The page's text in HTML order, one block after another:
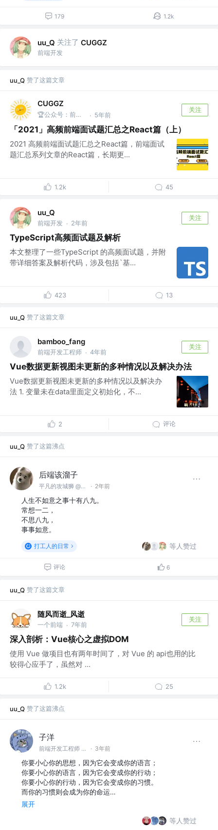
179 1.2k
uu_Q 关注了 CUGGZ
前端开发
uu_Q 赞了这篇文章
CUGGZ
🏆公众号：前端充电宝 · 5年前
关注
「2021」高频前端面试题汇总之React篇（上）
2021 高频前端面试题汇总之React篇，前端面试
题汇总系列文章的React篇，长期更...
1.2k 45
uu_Q
前端开发 · 2年前
关注
TypeScript高频面试题及解析
本文整理了一些TypeScript 的高频面试题，并附
带详细答案及解析代码，涉及包括`基...
423 13
uu_Q 赞了这篇文章
bamboo_fang
前端开发工程师 · 4年前
关注
Vue数据更新视图未更新的多种情况以及解决办法
Vue数据更新视图未更新的多种情况以及解决办
法 1. 变量未在data里面定义初始化，不...
2 评论
uu_Q 赞了这篇沸点
后端该溜子
平凡的攻城狮 @某软件公司 · 2年前
人生不如意之事十有八九。
常想一二，
不思八九，
事事如意。
打工人的日常 等人赞过
评论 6
uu_Q 赞了这篇文章
随风而逝_风逝
一个前端 · 7年前
关注
深入剖析：Vue核心之虚拟DOM
使用 Vue 做项目也有两年时间了，对 Vue 的 api也用的比
较得心应手了，虽然对 ...
1.2k 25
uu_Q 赞了这篇沸点
子洋
前端开发工程师 @子洋的摘星阁 · 3年前
你要小心你的思想，因为它会变成你的语言；
你要小心你的语言，因为它会变成你的行动；
你要小心你的行动，因为它会变成你的习惯。
而你的习惯则会成为你的命运…
展开
等人赞过